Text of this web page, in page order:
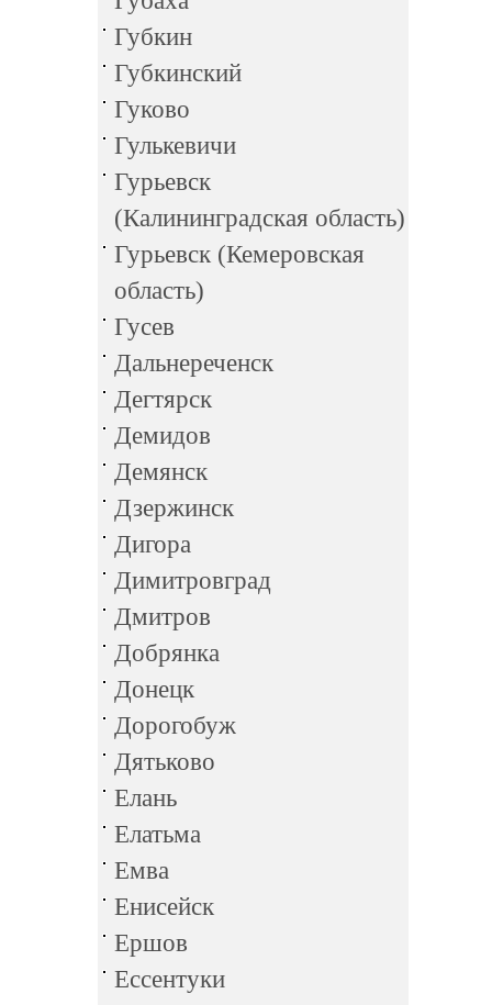
Губкин
Губкинский
Гуково
Гулькевичи
Гурьевск
(Калининградская область)
Гурьевск (Кемеровская
область)
Гусев
Дальнереченск
Дегтярск
Демидов
Демянск
Дзержинск
Дигора
Димитровград
Дмитров
Добрянка
Донецк
Дорогобуж
Дятьково
Елань
Елатьма
Емва
Енисейск
Ершов
Ессентуки